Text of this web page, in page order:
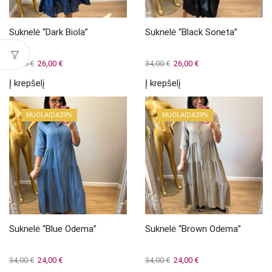
Suknelė “Dark Biola”
36,00€ Original
was:
36,00 €.
26,00 €Current
26,00 €.
Į krepšelį
Suknelė “Black Soneta”
34,00€ Original
was:
34,00 €.
26,00 €Current
26,00 €.
Į krepšelį
NUOLAIDA29%
Suknelė “Blue Odema”
34,00€ Original
24,00 €Current
NUOLAIDA29%
Suknelė “Brown Odema”
34,00€ Original
24,00 €Current